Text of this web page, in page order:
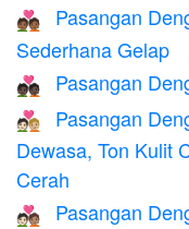
💑🏾
Pasangan
Sederhana Gelap
💑🏿 Pasangan
🧑🏻‍❤️‍🧑🏼
Pasangan
Dewasa, Ton Kulit
Cerah
🧑🏻‍❤️‍🧑🏽
Pasangan